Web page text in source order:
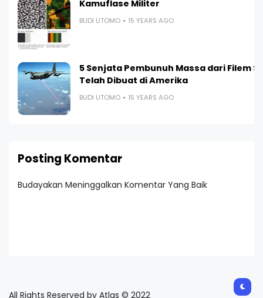
Kamuflase Militer
BUDI UTOMO 15 YEARS AGO
5 Senjata Pembunuh Massa dari Filem
Telah Dibuat di Amerika
BUDI UTOMO 15 YEARS AGO
Posting Komentar
Budayakan Meninggalkan Komentar Yang Baik
All Rights Reserved by Atlas © 2022